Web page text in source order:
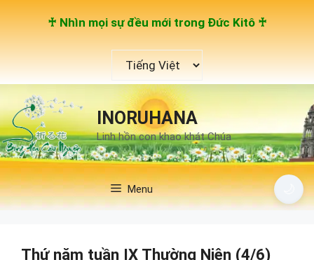
♰ Nhìn mọi sự đều mới trong Đức Kitô ♰
ngôn
ngữ
INORUHANA
Linh hồn con khao khát Chúa
Menu
Thứ năm tuần IX Thường Niên (4/6)